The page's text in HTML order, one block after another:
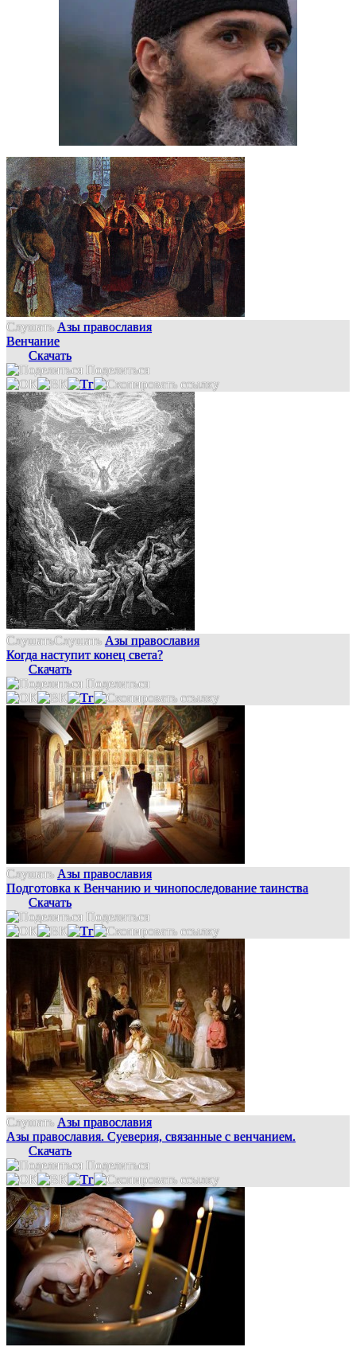
Слушать Азы православия
Венчание
Скачать
Поделиться
СлушатьСлушать Азы православия
Когда наступит конец света?
Скачать
Поделиться
Слушать Азы православия
Подготовка к Венчанию и чинопоследование таинства
Скачать
Поделиться
Слушать Азы православия
Азы православия. Суеверия, связанные с венчанием.
Скачать
Поделиться